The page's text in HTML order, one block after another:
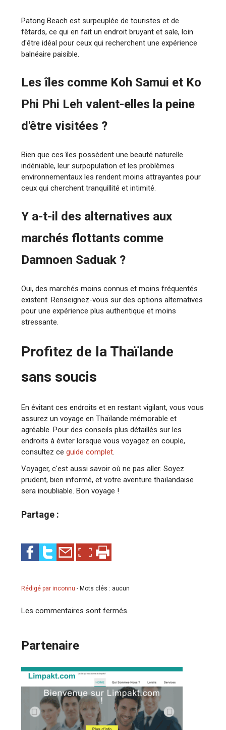
Patong Beach est surpeuplée de touristes et de
fêtards, ce qui en fait un endroit bruyant et sale, loin
d'être idéal pour ceux qui recherchent une expérience
balnéaire paisible.
Les îles comme Koh Samui et Ko
Phi Phi Leh valent-elles la peine
d'être visitées ?
Bien que ces îles possèdent une beauté naturelle
indéniable, leur surpopulation et les problèmes
environnementaux les rendent moins attrayantes pour
ceux qui cherchent tranquillité et intimité.
Y a-t-il des alternatives aux
marchés flottants comme
Damnoen Saduak ?
Oui, des marchés moins connus et moins fréquentés
existent. Renseignez-vous sur des options alternatives
pour une expérience plus authentique et moins
stressante.
Profitez de la Thaïlande
sans soucis
En évitant ces endroits et en restant vigilant, vous vous
assurez un voyage en Thaïlande mémorable et
agréable. Pour des conseils plus détaillés sur les
endroits à éviter lorsque vous voyagez en couple,
consultez ceguide complet.
Voyager, c'est aussi savoir où ne pas aller. Soyez
prudent, bien informé, et votre aventure thaïlandaise
sera inoubliable. Bon voyage !
Partage :
Rédigé par inconnu- Mots clés : aucun
Les commentaires sont fermés.
Partenaire